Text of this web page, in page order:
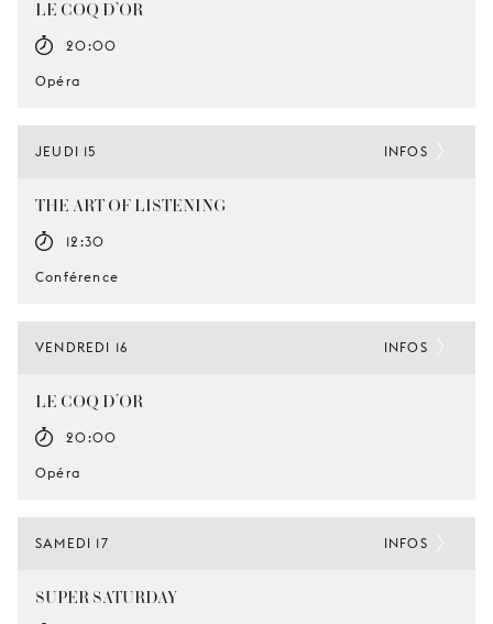
LE COQ D’OR
20:00
Opéra
JEUDI 15
THE ART OF LISTENING
12:30
Conférence
INFOS
VENDREDI 16
LE COQ D’OR
20:00
Opéra
INFOS
SAMEDI 17
SUPER SATURDAY
INFOS